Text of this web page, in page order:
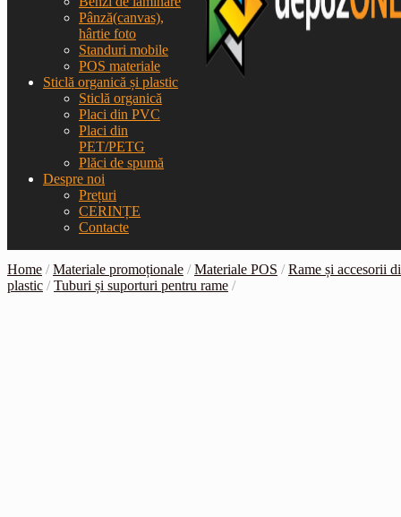
Pânză(canvas),
hârtie foto
Standuri mobile
POS materiale
Sticlă organică și plastic
Sticlă organică
Placi din PVC
Placi din
PET/PETG
Plăci de spumă
Despre noi
Prețuri
CERINȚE
Contacte
Home /Materiale promoționale /Materiale POS /Rame și accesorii
plastic /Tuburi și suporturi pentru rame /